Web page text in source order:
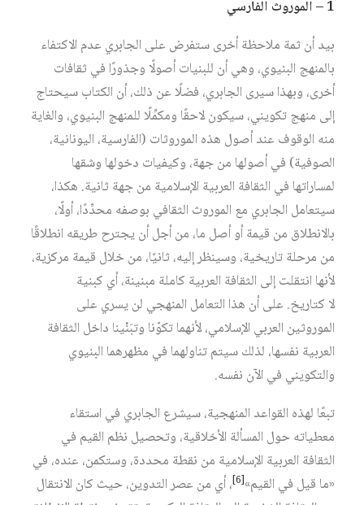
1 – الموروث الفارسي
بيد أن ثمة ملاحظة أخرى ستفرض على الجابري عدم الاكتفاء
بالمنهج البنيوي، وهي أن للبنيات أصولًا وجذورًا في ثقافات
أخرى، وبهذا سيرى الجابري، فضلًا عن ذلك، أن الكتاب سيحتاج
إلى منهج تكويني، سيكون لاحقًا ومكمِّلًا للمنهج البنيوي، والغاية
منه الوقوف عند أصول هذه الموروثات (الفارسية، اليونانية،
الصوفية) في أصولها من جهة، وكيفيات دخولها وشقها
لمساراتها في الثقافة العربية الإسلامية من جهة ثانية. هكذا،
سيتعامل الجابري مع الموروث الثقافي بوصفه محدِّدًا، أولًا،
بالانطلاق من قيمة أو أصل ما، من أجل أن يجترح طريقه انطلاقًا
من مرحلة تاريخية، وسينظر إليه، ثانيًا، من خلال قيمة مركزية،
لأنها انتقلت إلى الثقافة العربية كاملة مبنينة، أي كبنية
لا كتاريخ. على أن هذا التعامل المنهجي لن يسري على
الموروثين العربي الإسلامي، لأنهما تكوّنا وتبَنْينا داخل الثقافة
العربية نفسها، لذلك سيتم تناولهما في مظهرهما البنيوي
والتكويني في الآن نفسه.
تبعًا لهذه القواعد المنهجية، سيشرع الجابري في استقاء
معطياته حول المسألة الأخلاقية، وتحصيل نظم القيم في
الثقافة العربية الإسلامية من نقطة محددة، وستكمن، عنده، في
«ما قيل في القيم»‏[6] ، أي من عصر التدوين، حيث كان الانتقال